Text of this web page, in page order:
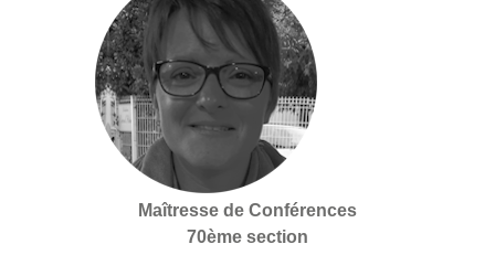
Maîtresse de Conférences
70ème section